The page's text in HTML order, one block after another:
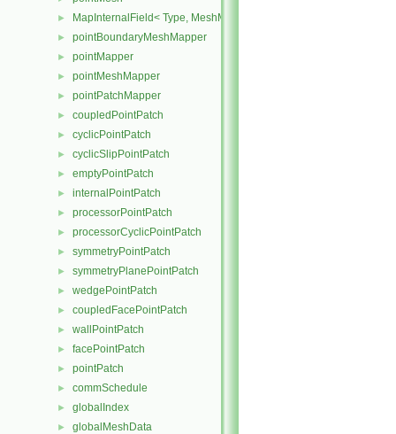
► MapInternalField< Type, MeshMapper, pointMesh >
► pointBoundaryMeshMapper
► pointMapper
► pointMeshMapper
► pointPatchMapper
► coupledPointPatch
► cyclicPointPatch
► cyclicSlipPointPatch
► emptyPointPatch
► internalPointPatch
► processorPointPatch
► processorCyclicPointPatch
► symmetryPointPatch
► symmetryPlanePointPatch
► wedgePointPatch
► coupledFacePointPatch
► wallPointPatch
► facePointPatch
► pointPatch
► commSchedule
► globalIndex
► globalMeshData